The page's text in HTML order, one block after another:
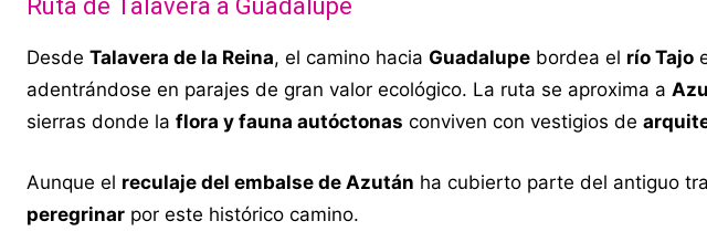
Ruta de Talavera a Guadalupe
Desde Talavera de la Reina, el camino hacia Guadalupe bordea el río Tajo
adentrándose en parajes de gran valor ecológico. La ruta se aproxima a
sierras donde la flora y fauna autóctonas conviven con vestigios de
Aunque el reculaje del embalse de Azután ha cubierto parte del antiguo
peregrinar por este histórico camino.